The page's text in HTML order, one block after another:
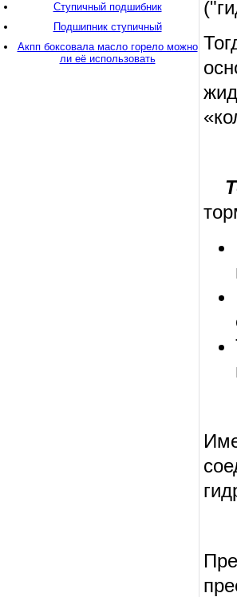
Ступичный подшибник
Подшипник ступичный
Акпп боксовала масло горело можно
ли её использовать